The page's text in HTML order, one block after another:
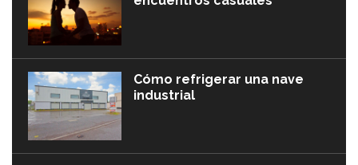
Cómo refrigerar una nave
industrial